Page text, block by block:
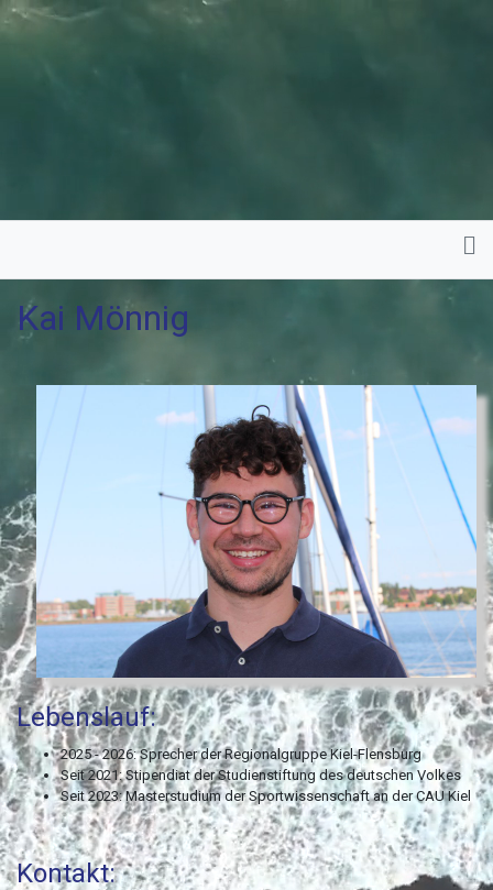
Kai Mönnig
Lebenslauf:
2025 - 2026: Sprecher der Regionalgruppe Kiel-Flensburg
Seit 2021: Stipendiat der Studienstiftung des deutschen Volkes
Seit 2023: Masterstudium der Sportwissenschaft an der CAU Kiel
Kontakt: